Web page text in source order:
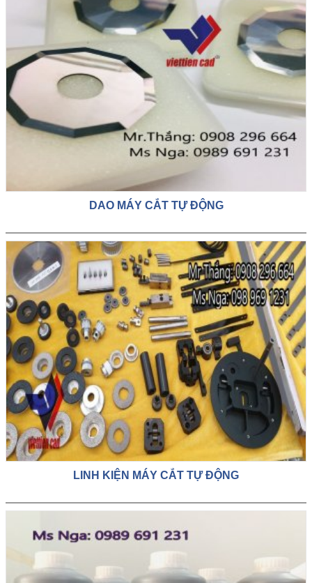
DAO MÁY CẮT TỰ ĐỘNG
LINH KIỆN MÁY CẮT TỰ ĐỘNG